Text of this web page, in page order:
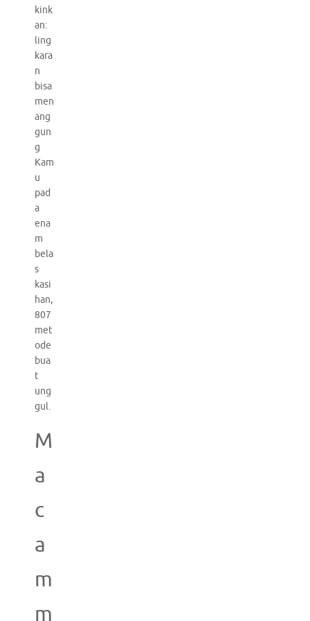
kink
an:
ling
kara
n
bisa
men
ang
gun
g
Kam
u
pad
a
ena
m
bela
s
kasi
han,
807
met
ode
bua
t
ung
gul.
M
a
c
a
m
m